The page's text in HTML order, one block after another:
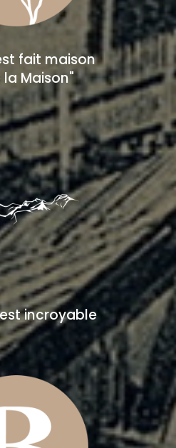
fait maison
Maison"
incroyable